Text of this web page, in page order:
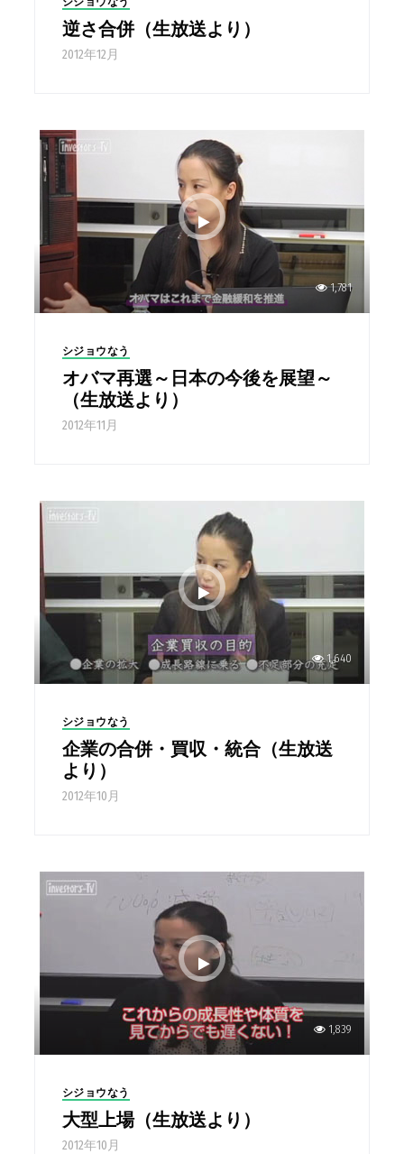
逆さ合併（生放送より）
2012年12月
1,781
シジョウなう
オバマ再選～日本の今後を展望～
（生放送より）
2012年11月
1,640
シジョウなう
企業の合併・買収・統合（生放送
より）
2012年10月
1,839
シジョウなう
大型上場（生放送より）
2012年10月